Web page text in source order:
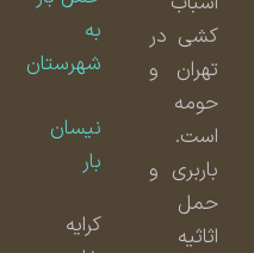
کشی در
تهران و
حومه
است.
باربری و
حمل
اثاثیه
شهرستان
نیسان